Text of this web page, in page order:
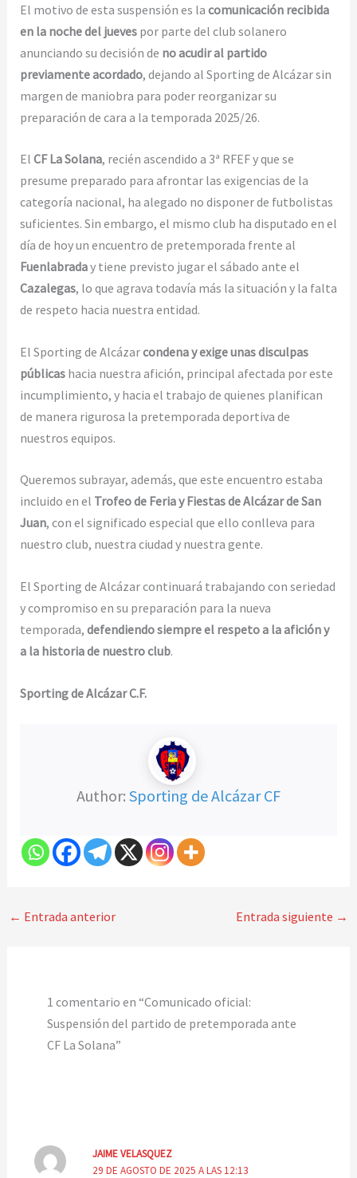
El motivo de esta suspensión es la comunicación recibida
en la noche del juevespor parte del club solanero
anunciando su decisión de no acudir al partido
previamente acordado, dejando al Sporting de Alcázar sin
margen de maniobra para poder reorganizar su
preparación de cara a la temporada 2025/26.
El CF La Solana, recién ascendido a 3ª RFEF y que se
presume preparado para afrontar las exigencias de la
categoría nacional, ha alegado no disponer de futbolistas
suficientes. Sin embargo, el mismo club ha disputado en el
día de hoy un encuentro de pretemporada frente al
Fuenlabraday tiene previsto jugar el sábado ante el
Cazalegas, lo que agrava todavía más la situación y la falta
de respeto hacia nuestra entidad.
El Sporting de Alcázarcondena y exige unas disculpas
públicashacia nuestra afición, principal afectada por este
incumplimiento, y hacia el trabajo de quienes planifican
de manera rigurosa la pretemporada deportiva de
nuestros equipos.
Queremos subrayar, además, que este encuentro estaba
incluido en el Trofeo de Feria y Fiestas de Alcázar de San
Juan, con el significado especial que ello conlleva para
nuestro club, nuestra ciudad y nuestra gente.
El Sporting de Alcázar continuará trabajando con seriedad
y compromiso en su preparación para la nueva
temporada, defendiendo siempre el respeto a la afición y
a la historia de nuestro club.
Sporting de Alcázar C.F.
Author: Sporting de Alcázar CF
← Entrada anterior Entrada siguiente →
1 comentario en “Comunicado oficial:
Suspensión del partido de pretemporada ante
CF La Solana”
JAIME VELASQUEZ
29 DE AGOSTO DE 2025 A LAS 12:13